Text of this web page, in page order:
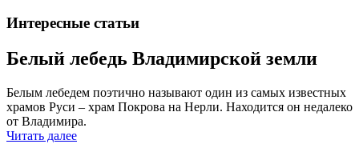
Интересные статьи
Белый лебедь Владимирской земли
Белым лебедем поэтично называют один из самых известных
храмов Руси – храм Покрова на Нерли. Находится он недалеко
от Владимира.
Читать далее